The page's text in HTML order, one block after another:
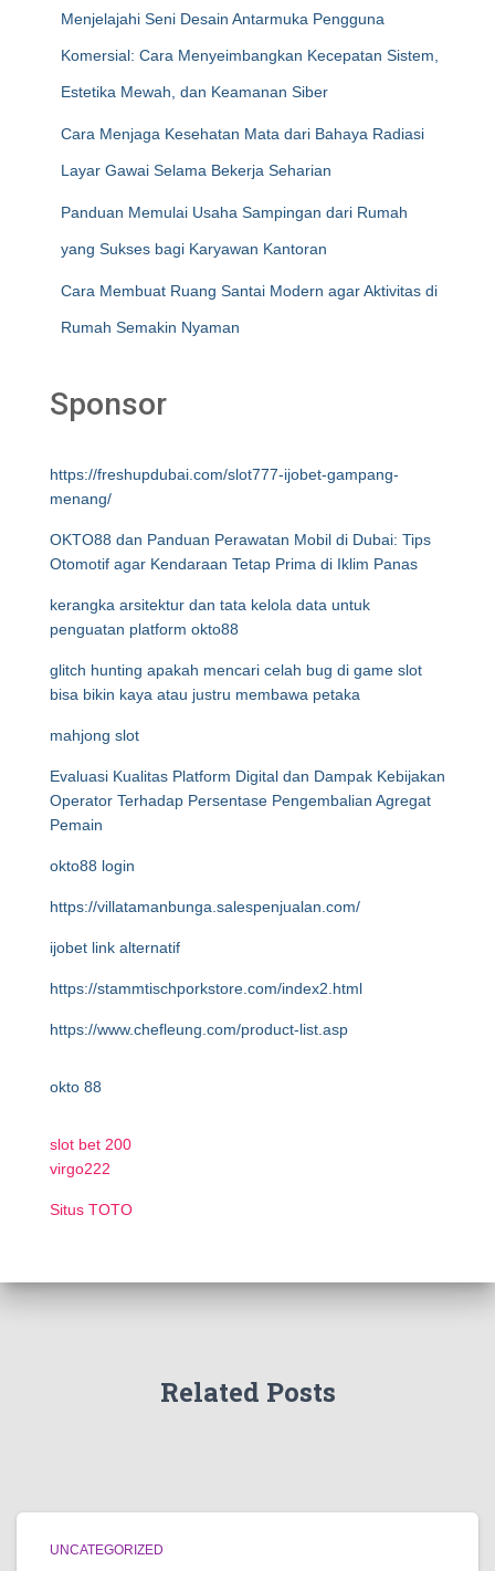
Menjelajahi Seni Desain Antarmuka Pengguna
Komersial: Cara Menyeimbangkan Kecepatan Sistem,
Estetika Mewah, dan Keamanan Siber
Cara Menjaga Kesehatan Mata dari Bahaya Radiasi
Layar Gawai Selama Bekerja Seharian
Panduan Memulai Usaha Sampingan dari Rumah
yang Sukses bagi Karyawan Kantoran
Cara Membuat Ruang Santai Modern agar Aktivitas di
Rumah Semakin Nyaman
Sponsor
https://freshupdubai.com/slot777-ijobet-gampang-
menang/
OKTO88 dan Panduan Perawatan Mobil di Dubai: Tips
Otomotif agar Kendaraan Tetap Prima di Iklim Panas
kerangka arsitektur dan tata kelola data untuk
penguatan platform okto88
glitch hunting apakah mencari celah bug di game slot
bisa bikin kaya atau justru membawa petaka
mahjong slot
Evaluasi Kualitas Platform Digital dan Dampak Kebijakan
Operator Terhadap Persentase Pengembalian Agregat
Pemain
okto88 login
https://villatamanbunga.salespenjualan.com/
ijobet link alternatif
https://stammtischporkstore.com/index2.html
https://www.chefleung.com/product-list.asp
okto 88
slot bet 200
virgo222
Situs TOTO
Related Posts
UNCATEGORIZED